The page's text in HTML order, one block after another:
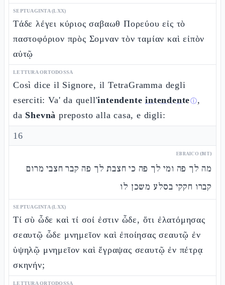
SEPTUAGINTA (LXX)
Τάδε λέγει κύριος σαβαωθ Πορεύου εἰς τὸ
παστοφόριον πρὸς Σομναν τὸν ταμίαν καὶ εἰπὸν
αὐτῷ
LETTURA ORTODOSSA
Così dice il Signore, il TetraGramma degli
eserciti: Va' da quell'intendente intendenteⓘ,
da Shevnà preposto alla casa, e digli:
16
EBRAICO (MT)
מה לך פה ומי לך פה כי חצבת לך פה קבר חצבי מרום
קברו חקקי בסלע משכן לו
SEPTUAGINTA (LXX)
Τί σὺ ὧδε καὶ τί σοί ἐστιν ὧδε, ὅτι ἐλατόμησας
σεαυτῷ ὧδε μνημεῖον καὶ ἐποίησας σεαυτῷ ἐν
ὑψηλῷ μνημεῖον καὶ ἔγραψας σεαυτῷ ἐν πέτρᾳ
σκηνήν;
LETTURA ORTODOSSA